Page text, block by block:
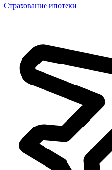
Страхование ипотеки